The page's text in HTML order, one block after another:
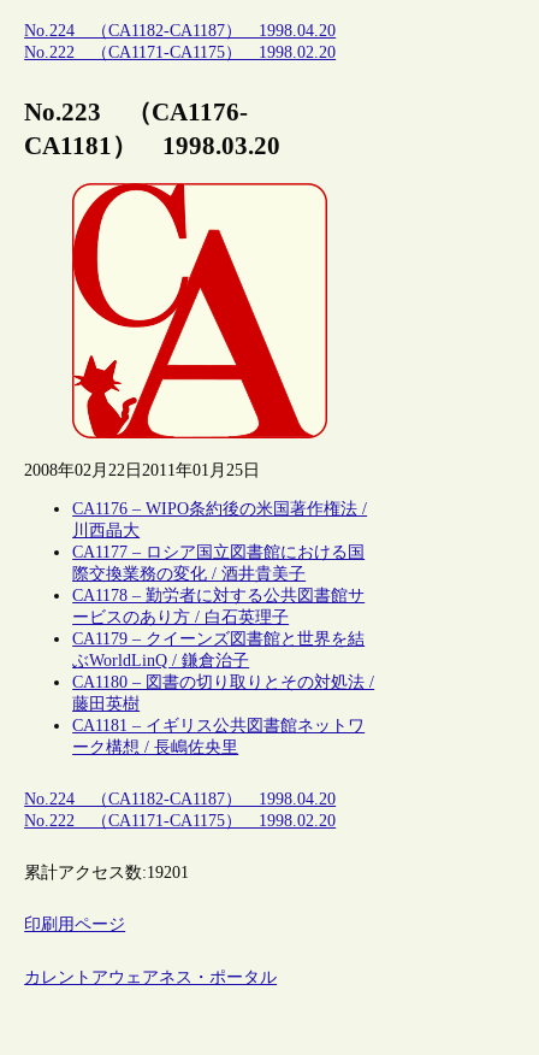
No.224 （CA1182-CA1187） 1998.04.20
No.222 （CA1171-CA1175） 1998.02.20
No.223 （CA1176-
CA1181） 1998.03.20
2008年02月22日 2011年01月25日
CA1176 – WIPO条約後の米国著作権法 /
川西晶大
CA1177 – ロシア国立図書館における国
際交換業務の変化 / 酒井貴美子
CA1178 – 勤労者に対する公共図書館サ
ービスのあり方 / 白石英理子
CA1179 – クイーンズ図書館と世界を結
ぶWorldLinQ / 鎌倉治子
CA1180 – 図書の切り取りとその対処法 /
藤田英樹
CA1181 – イギリス公共図書館ネットワ
ーク構想 / 長嶋佐央里
No.224 （CA1182-CA1187） 1998.04.20
No.222 （CA1171-CA1175） 1998.02.20
累計アクセス数:19201
印刷用ページ
カレントアウェアネス・ポータル